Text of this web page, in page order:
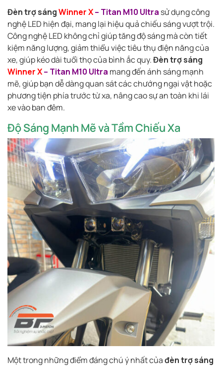
Đèn trợ sángWinner X– Titan M10 Ultra sử dụng công
nghệ LED hiện đại, mang lại hiệu quả chiếu sáng vượt trội.
Công nghệ LED không chỉ giúp tăng độ sáng mà còn tiết
kiệm năng lượng, giảm thiểu việc tiêu thụ điện năng của
xe, giúp kéo dài tuổi thọ của bình ắc quy.Đèn trợ sáng
Winner X– Titan M10 Ultra mang đến ánh sáng mạnh
mẽ, giúp bạn dễ dàng quan sát các chướng ngại vật hoặc
phương tiện phía trước từ xa, nâng cao sự an toàn khi lái
xe vào ban đêm.
Độ Sáng Mạnh Mẽ và Tầm Chiếu Xa
Một trong những điểm đáng chú ý nhất củađèn trợ sáng